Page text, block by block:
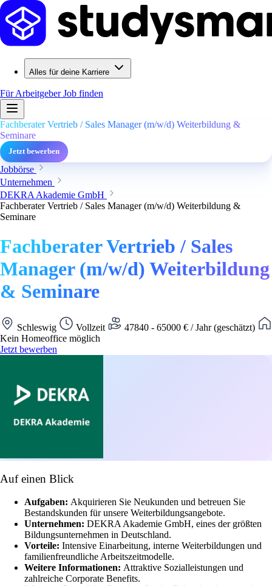
Alles für deine Karriere
Für ArbeitgeberJob finden
Fachberater Vertrieb / Sales Manager (m/w/d) Weiterbildung &
Seminare
Jetzt bewerben
Jobbörse
Unternehmen
DEKRA Akademie GmbH
Fachberater Vertrieb / Sales Manager (m/w/d) Weiterbildung &
Seminare
Fachberater Vertrieb / Sales
Manager (m/w/d) Weiterbildung
& Seminare
Schleswig Vollzeit
47840 - 65000 € / Jahr (geschätzt)
Kein Homeoffice möglich
Jetzt bewerben
Auf einen Blick
Aufgaben: Akquirieren Sie Neukunden und betreuen Sie
Bestandskunden für unsere Weiterbildungsangebote.
Unternehmen: DEKRA Akademie GmbH, eines der größten
Bildungsunternehmen in Deutschland.
Vorteile: Intensive Einarbeitung, interne Weiterbildungen und
familienfreundliche Arbeitszeitmodelle.
Weitere Informationen: Attraktive Sozialleistungen und
zahlreiche Corporate Benefits.